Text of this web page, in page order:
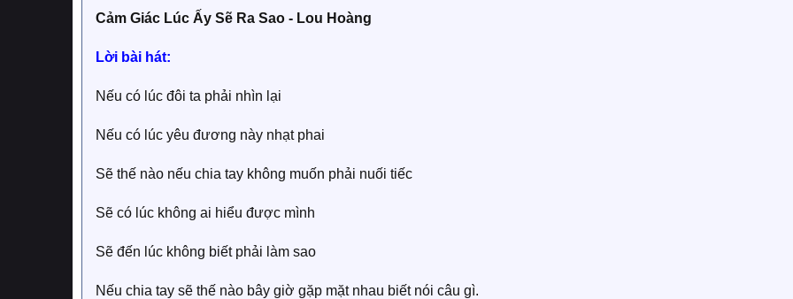
Cảm Giác Lúc Ấy Sẽ Ra Sao - Lou Hoàng
Lời bài hát:
Nếu có lúc đôi ta phải nhìn lại
Nếu có lúc yêu đương này nhạt phai
Sẽ thế nào nếu chia tay không muốn phải nuối tiếc
Sẽ có lúc không ai hiểu được mình
Sẽ đến lúc không biết phải làm sao
Nếu chia tay sẽ thế nào bây giờ gặp mặt nhau biết nói câu gì.